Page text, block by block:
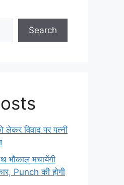
Search
विवाद पर पत्नी
भौकाल मचायेंगी
Punch की होगी